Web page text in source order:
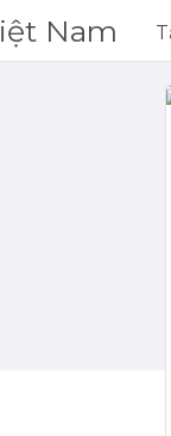
Nam